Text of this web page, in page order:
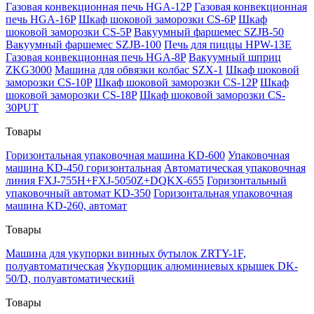
Газовая конвекционная печь HGA-12P Газовая конвекционная
печь HGA-16P Шкаф шоковой заморозки CS-6P Шкаф
шоковой заморозки CS-5P Вакуумный фаршемес SZJB-50
Вакуумный фаршемес SZJB-100 Печь для пиццы HPW-13E
Газовая конвекционная печь HGA-8P Вакуумный шприц
ZKG3000 Машина для обвязки колбас SZX-1 Шкаф шоковой
заморозки CS-10P Шкаф шоковой заморозки CS-12P Шкаф
шоковой заморозки CS-18P Шкаф шоковой заморозки CS-
30PUT
Товары
Горизонтальная упаковочная машина KD-600 Упаковочная
машина KD-450 горизонтальная Автоматическая упаковочная
линия FXJ-755H+FXJ-5050Z+DQKX-655 Горизонтальный
упаковочный автомат KD-350 Горизонтальная упаковочная
машина KD-260, автомат
Товары
Машина для укупорки винных бутылок ZRTY-1F,
полуавтоматическая Укупорщик алюминиевых крышек DK-
50/D, полуавтоматический
Товары